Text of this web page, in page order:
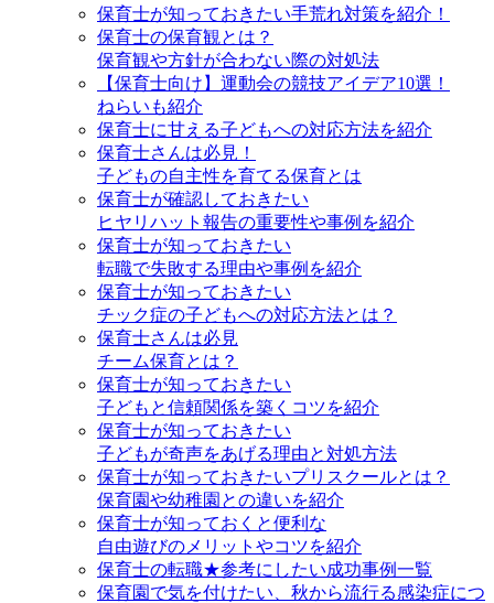
保育士が知っておきたい手荒れ対策を紹介！
保育士の保育観とは？
保育観や方針が合わない際の対処法
【保育士向け】運動会の競技アイデア10選！
ねらいも紹介
保育士に甘える子どもへの対応方法を紹介
保育士さんは必見！
子どもの自主性を育てる保育とは
保育士が確認しておきたい
ヒヤリハット報告の重要性や事例を紹介
保育士が知っておきたい
転職で失敗する理由や事例を紹介
保育士が知っておきたい
チック症の子どもへの対応方法とは？
保育士さんは必見
チーム保育とは？
保育士が知っておきたい
子どもと信頼関係を築くコツを紹介
保育士が知っておきたい
子どもが奇声をあげる理由と対処方法
保育士が知っておきたいプリスクールとは？
保育園や幼稚園との違いを紹介
保育士が知っておくと便利な
自由遊びのメリットやコツを紹介
保育士の転職★参考にしたい成功事例一覧
保育園で気を付けたい、秋から流行る感染症につ